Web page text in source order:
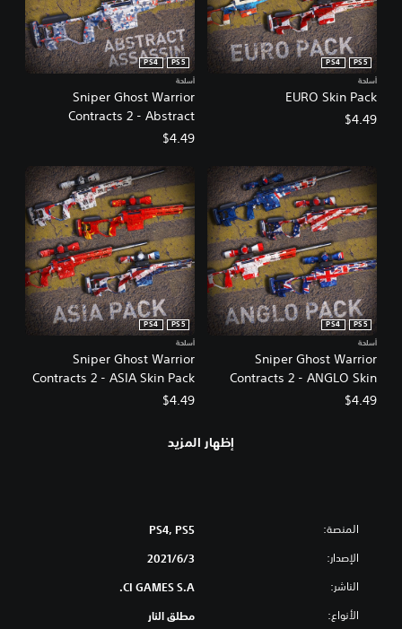
EURO Skin Pack
PS5
PS4
أسلحة
$4.49
Sniper Ghost Warrior
Contracts 2 - Abstract
Assassin Skin Pack
PS5
PS4
أسلحة
$4.49
Sniper Ghost Warrior
Contracts 2 - ANGLO Skin
Pack
PS5
PS4
أسلحة
$4.49
Sniper Ghost Warrior
Contracts 2 - ASIA Skin Pack
PS5
PS4
أسلحة
$4.49
إظهار المزيد
المنصة: PS4, PS5
الإصدار: 3‏/6‏/2021
الناشر: CI GAMES S.A.
الأنواع: مطلق النار